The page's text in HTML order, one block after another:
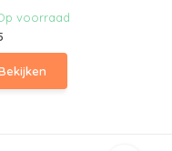
voorraad